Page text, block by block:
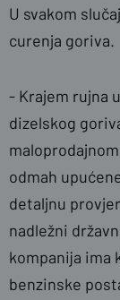
U svakom
curenja goriva.
- Krajem rujna
dizelskog
odmah
detaljnu
nadležni
kompanija ima
benzinske